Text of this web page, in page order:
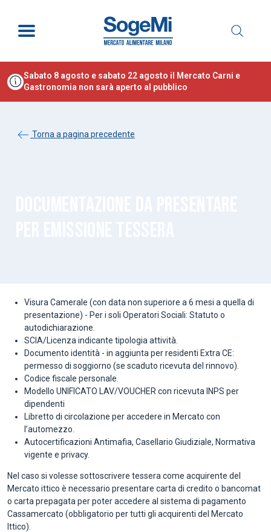
Sabato 8 agosto e sabato 22 agosto il Mercato Carni e
Gastronomia non sarà aperto al pubblico
Torna a pagina precedente
Visura Camerale (con data non superiore a 6 mesi a quella di
presentazione) - Per i soli Operatori Sociali: Statuto o
autodichiarazione.
SCIA/Licenza indicante tipologia attività.
Documento identità - in aggiunta per residenti Extra CE:
permesso di soggiorno (se scaduto ricevuta del rinnovo).
Codice fiscale personale.
Modello UNIFICATO LAV/VOUCHER con ricevuta INPS per
dipendenti
Libretto di circolazione per accedere in Mercato con
l’automezzo.
Autocertificazioni Antimafia, Casellario Giudiziale, Normativa
vigente e privacy.
Nel caso si volesse sottoscrivere tessera come acquirente del
Mercato ittico è necessario presentare carta di credito o bancomat
o carta prepagata per poter accedere al sistema di pagamento
Cassamercato (obbligatorio per tutti gli acquirenti del Mercato
Ittico).